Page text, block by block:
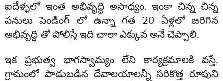
ఐదేళ్ళలో ఇంత అభివృద్ధి అసాధ్యం. ఇంకా చిన్న చిన్న
పనులు పెండింగ్ లో ఉన్నా గత 20 ఏళ్లలో జరిగిన
అభివృద్ధి తో పోలిస్తే ఇది చాలా ఎక్కువ అనే చెప్పాలి.
ఇక ప్రభుత్వ భాగస్వామ్యం లేని కార్యక్రమాలకి వస్తే,
గ్రామంలో పాడుబడిన దేవాలయాలన్నీ సరికొత్త రూపుని